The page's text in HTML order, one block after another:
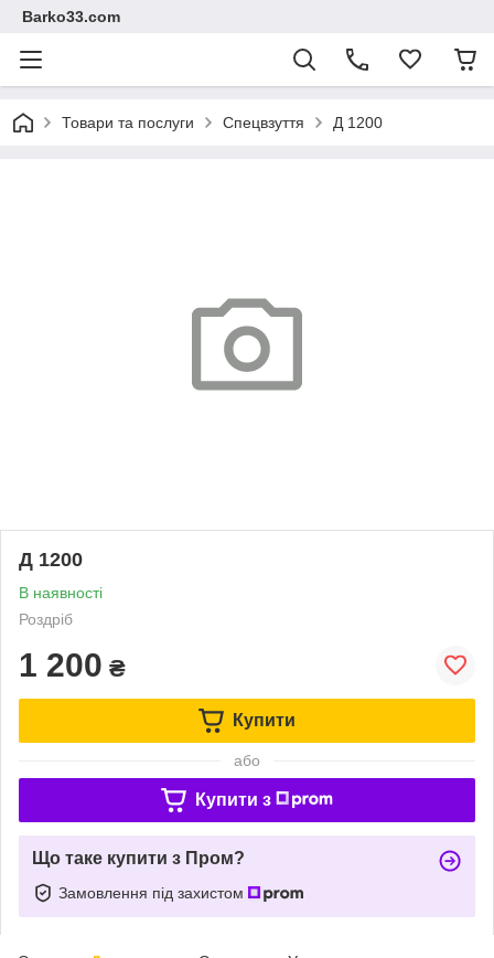
Barko33.com
Товари та послуги Спецвзуття Д 1200
Д 1200
В наявності
Роздріб
1 200 ₴
Купити
або
Купити з
Що таке купити з Пром?
Замовлення під захистом